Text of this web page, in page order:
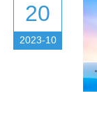
20
2023-10